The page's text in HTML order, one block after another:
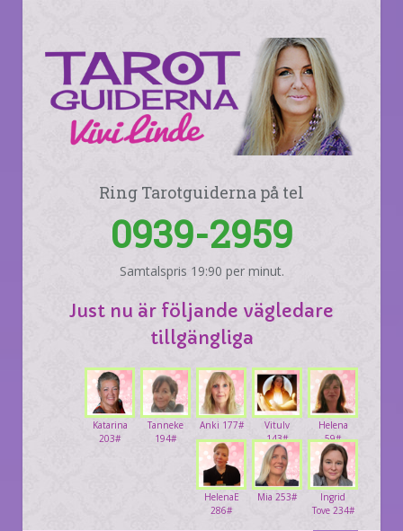
Ring Tarotguiderna på tel
0939-2959
Samtalspris 19:90 per minut.
Just nu är följande vägledare
tillgängliga
Helena
59#
Vitulv
143#
Anki 177#
Tanneke
194#
Katarina
203#
Ingrid
Tove 234#
Mia 253#
HelenaE
286#